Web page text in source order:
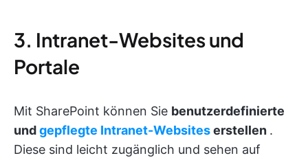
3. Intranet-Websites und
Portale
Mit SharePoint können Sie benutzerdefinierte
undgepflegte Intranet-Websiteserstellen .
Diese sind leicht zugänglich und sehen auf